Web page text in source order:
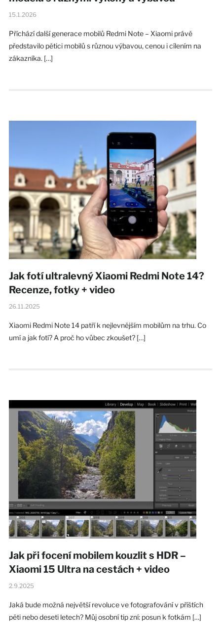
15.1.2026
Příchází další generace mobilů Redmi Note – Xiaomi právě
představilo pětici mobilů s různou výbavou, cenou i cílením na
zákazníka. […]
Jak fotí ultralevný Xiaomi Redmi Note 14?
Recenze, fotky + video
26.11.2025
Xiaomi Redmi Note 14 patří k nejlevnějším mobilům na trhu. Co
umí a jak fotí? A proč ho vůbec zkoušet? […]
Jak při focení mobilem kouzlit s HDR –
Xiaomi 15 Ultra na cestách + video
2.9.2025
Jaká bude možná největší revoluce ve fotografování v příštích
pěti nebo deseti letech? Můj osobní tip zní: posun k fotkám […]